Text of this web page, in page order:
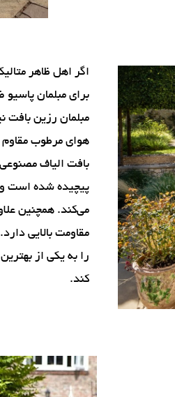
اگر اهل ظاهر
برای مبلمان
مبلمان رزین بافت
هوای مرطوب مقاوم
بافت الیاف
پیچیده شده است و
می‌کند. همچنین
مقاومت بالایی
را به یکی از
کند.